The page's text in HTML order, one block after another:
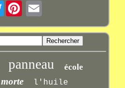
Twitter
panneau école
morte l'huile